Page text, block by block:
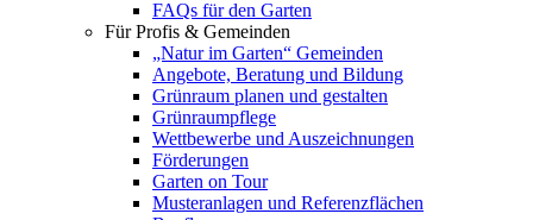
FAQs für den Garten
Für Profis & Gemeinden
„Natur im Garten“ Gemeinden
Angebote, Beratung und Bildung
Grünraum planen und gestalten
Grünraumpflege
Wettbewerbe und Auszeichnungen
Förderungen
Garten on Tour
Musteranlagen und Referenzflächen